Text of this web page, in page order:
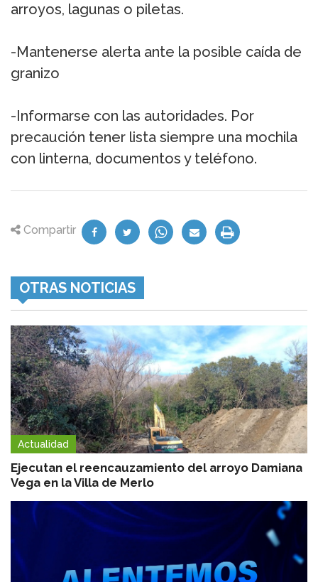
arroyos, lagunas o piletas.
-Mantenerse alerta ante la posible caída de
granizo
-Informarse con las autoridades. Por
precaución tener lista siempre una mochila
con linterna, documentos y teléfono.
Compartir
OTRAS NOTICIAS
Actualidad
Ejecutan el reencauzamiento del arroyo Damiana
Vega en la Villa de Merlo